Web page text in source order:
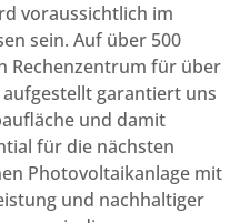
voraussichtlich im
sein. Auf über 500
Rechenzentrum für über
garantiert uns
und damit
für die nächsten
Photovoltaikanlage mit
und nachhaltiger